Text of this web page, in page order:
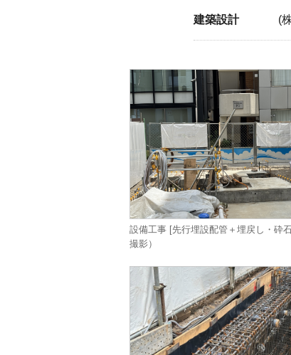
建築設計 (
設備工事 [先行埋設配管＋埋戻し・砕
撮影）